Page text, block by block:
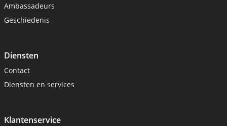
Ambassadeurs
Geschiedenis
Diensten
Contact
Diensten en services
Klantenservice